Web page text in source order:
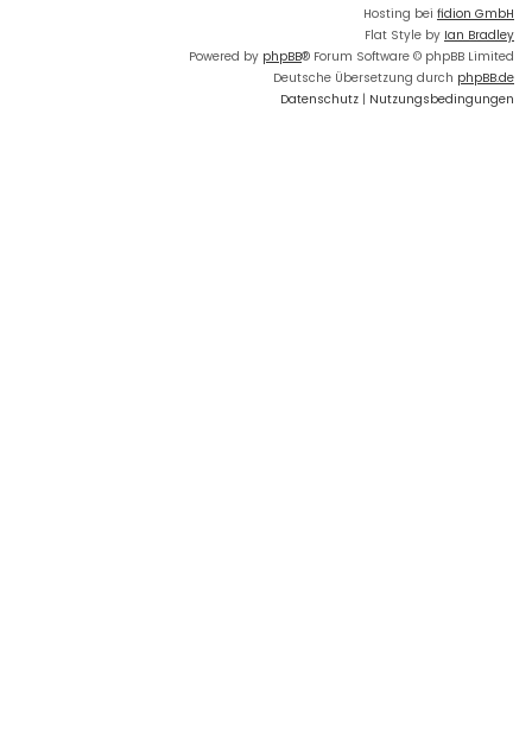
Hosting bei fidion GmbH
Flat Style by Ian Bradley
Powered by phpBB® Forum Software © phpBB Limited
Deutsche Übersetzung durch phpBB.de
Datenschutz | Nutzungsbedingungen